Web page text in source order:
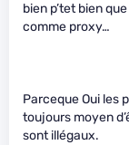
bien p’tet bien
comme proxy…
Parceque Oui les
toujours moyen
sont illégaux.